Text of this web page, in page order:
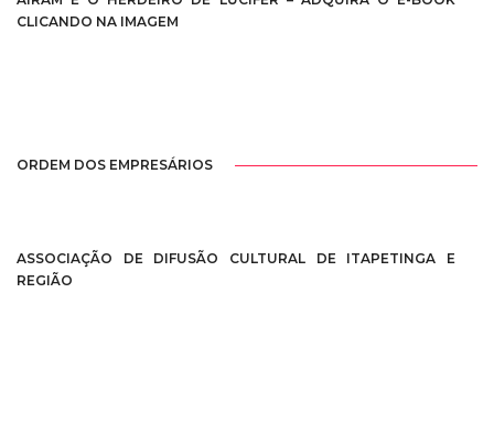
CLICANDO NA IMAGEM
ORDEM DOS EMPRESÁRIOS
ASSOCIAÇÃO DE DIFUSÃO CULTURAL DE ITAPETINGA E
REGIÃO